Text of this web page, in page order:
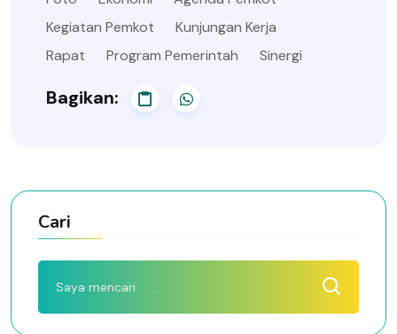
Kegiatan Pemkot
Kunjungan Kerja
Rapat
Program Pemerintah Sinergi
Bagikan:
Cari